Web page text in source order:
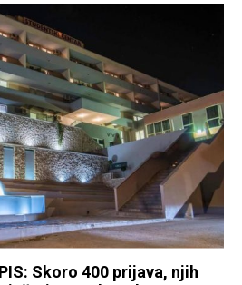
Skoro 400 prijava, njih